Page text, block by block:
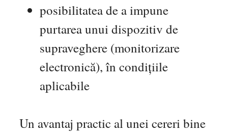
posibilitatea de a impune
purtarea unui dispozitiv de
supraveghere (monitorizare
electronică), în condițiile
aplicabile
Un avantaj practic al unei cereri bine